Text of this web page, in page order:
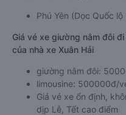
Phú Yên (Dọc Quốc lộ
Giá vé xe giường nằm đôi
của nhà xe Xuân Hải
giường nằm đôi:
limousine: 500000đ/
Giá vé xe ổn định,
dịp Lễ, Tết cao điểm